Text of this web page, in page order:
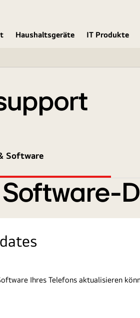
Haushaltsgeräte IT Produkte
Software
Software-
Ihres Telefons aktualisieren